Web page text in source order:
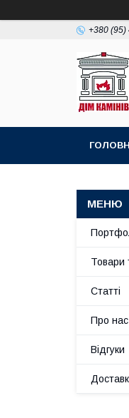
+380 (95)
Товари
Статті
Про нас
Відгуки